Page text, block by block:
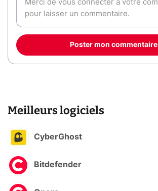
Poster mon commentaire
Meilleurs logiciels
CyberGhost
Bitdefender